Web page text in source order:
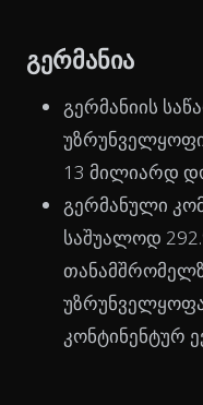
გერმანია
გერმანიის
13 მილიარდ
გერმანული
საშუალოდ
კონტინენტურ